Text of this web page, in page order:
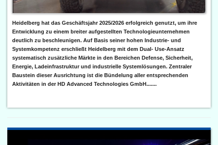
Heidelberg hat das Geschäftsjahr 2025/2026 erfolgreich genutzt, um ihre
Entwicklung zu einem breiter aufgestellten Technologieunternehmen
deutlich zu beschleunigen. Auf Basis seiner hohen Industrie- und
Systemkompetenz erschließt Heidelberg mit dem Dual- Use-Ansatz
systematisch zusätzliche Märkte in den Bereichen Defense, Sicherheit,
Energie, Ladeinfrastruktur und industrielle Systemlösungen. Zentraler
Baustein dieser Ausrichtung ist die Bündelung aller entsprechenden
Aktivitäten in der HD Advanced Technologies GmbH.......